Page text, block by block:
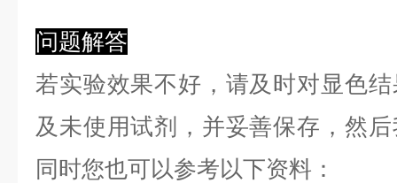
问题解答
若实验效果不好，请及时对显色
及未使用试剂，并妥善保存，然
同时您也可以参考以下资料：